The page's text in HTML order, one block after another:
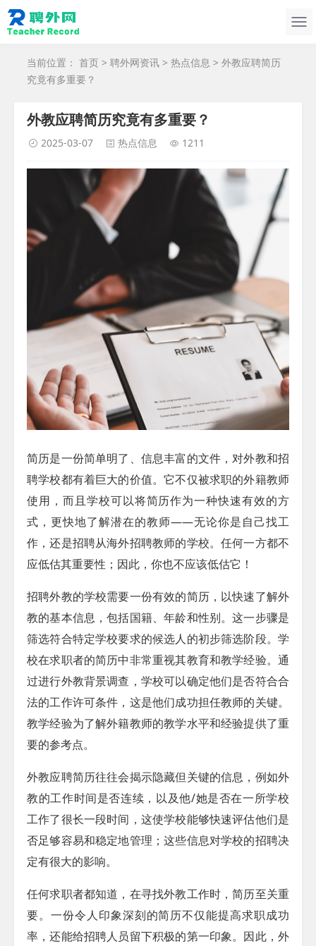
当前位置： 首页 > 聘外网资讯 > 热点信息 > 外教应聘简历
究竟有多重要？
外教应聘简历究竟有多重要？
2025-03-07 热点信息 1211
简历是一份简单明了、信息丰富的文件，对外教和招
聘学校都有着巨大的价值。它不仅被求职的外籍教师
使用，而且学校可以将简历作为一种快速有效的方
式，更快地了解潜在的教师——无论你是自己找工
作，还是招聘从海外招聘教师的学校。任何一方都不
应低估其重要性；因此，你也不应该低估它！
招聘外教的学校需要一份有效的简历，以快速了解外
教的基本信息，包括国籍、年龄和性别。这一步骤是
筛选符合特定学校要求的候选人的初步筛选阶段。学
校在求职者的简历中非常重视其教育和教学经验。通
过进行外教背景调查，学校可以确定他们是否符合合
法的工作许可条件，这是他们成功担任教师的关键。
教学经验为了解外籍教师的教学水平和经验提供了重
要的参考点。
外教应聘简历往往会揭示隐藏但关键的信息，例如外
教的工作时间是否连续，以及他/她是否在一所学校
工作了很长一段时间，这使学校能够快速评估他们是
否足够容易和稳定地管理；这些信息对学校的招聘决
定有很大的影响。
任何求职者都知道，在寻找外教工作时，简历至关重
要。一份令人印象深刻的简历不仅能提高求职成功
率，还能给招聘人员留下积极的第一印象。因此，外